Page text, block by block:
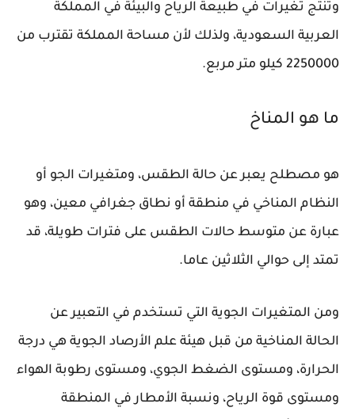
وتنتج تغيرات في طبيعة الرياح والبيئة في المملكة
العربية السعودية، ولذلك لأن مساحة المملكة تقترب من
2250000 كيلو متر مربع.
ما هو المناخ
هو مصطلح يعبر عن حالة الطقس، ومتغيرات الجو أو
النظام المناخي في منطقة أو نطاق جغرافي معين، وهو
عبارة عن متوسط حالات الطقس على فترات طويلة، قد
تمتد إلى حوالي الثلاثين عاما.
ومن المتغيرات الجوية التي تستخدم في التعبير عن
الحالة المناخية من قبل هيئة علم الأرصاد الجوية هي درجة
الحرارة، ومستوى الضغط الجوي، ومستوى رطوبة الهواء
ومستوى قوة الرياح، ونسبة الأمطار في المنطقة